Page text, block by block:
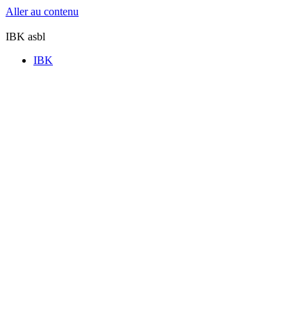
Aller au contenu
IBK asbl
IBK